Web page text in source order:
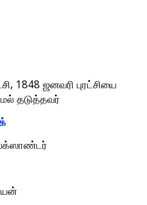
, 1848 ஜனவரி புரட்சியை
தடுத்தவர்